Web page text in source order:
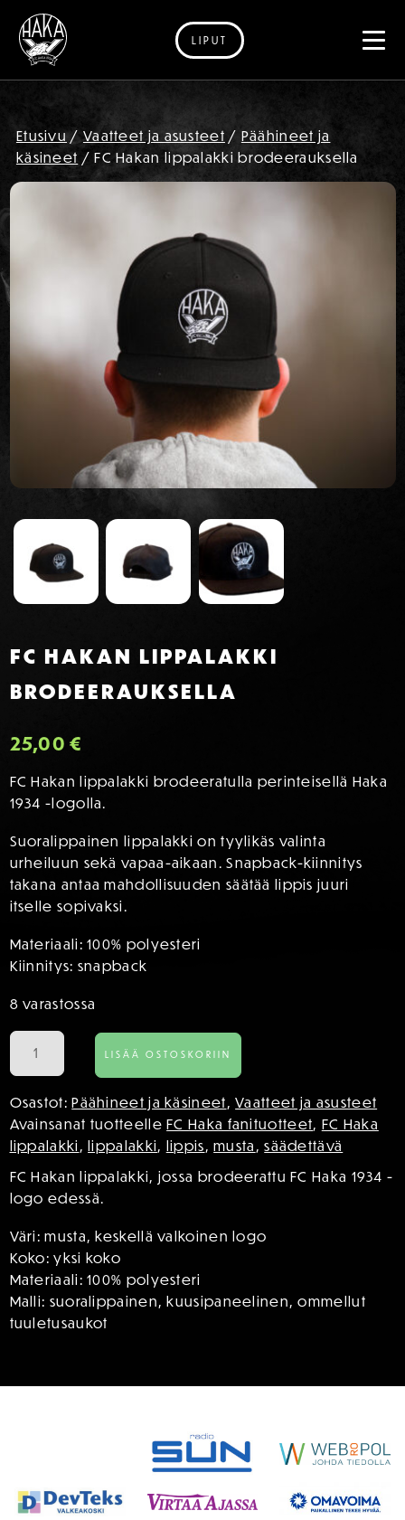
Siirry sisältöön
LIPUT
Etusivu/Vaatteet ja asusteet / Päähineet ja
käsineet / FC Hakan lippalakki brodeerauksella
FC HAKAN LIPPALAKKI
BRODEERAUKSELLA
25,00€
FC Hakan lippalakki brodeeratulla perinteisellä Haka
1934 -logolla.
Suoralippainen lippalakki on tyylikäs valinta
urheiluun sekä vapaa-aikaan. Snapback-kiinnitys
takana antaa mahdollisuuden säätää lippis juuri
itselle sopivaksi.
Materiaali: 100% polyesteri
Kiinnitys: snapback
8 varastossa
FC
Hakan
brodeerauksella
määrä
LISÄÄ OSTOSKORIIN
Osastot:Päähineet ja käsineet,Vaatteet ja asusteet
Avainsanat tuotteelleFC Haka fanituotteet, FC Haka
lippalakki ,lippalakki, lippis,musta ,säädettävä
FC Hakan lippalakki, jossa brodeerattu FC Haka 1934 -
logo edessä.
Väri: musta, keskellä valkoinen logo
Koko: yksi koko
Materiaali: 100% polyesteri
Malli: suoralippainen, kuusipaneelinen, ommellut
tuuletusaukot